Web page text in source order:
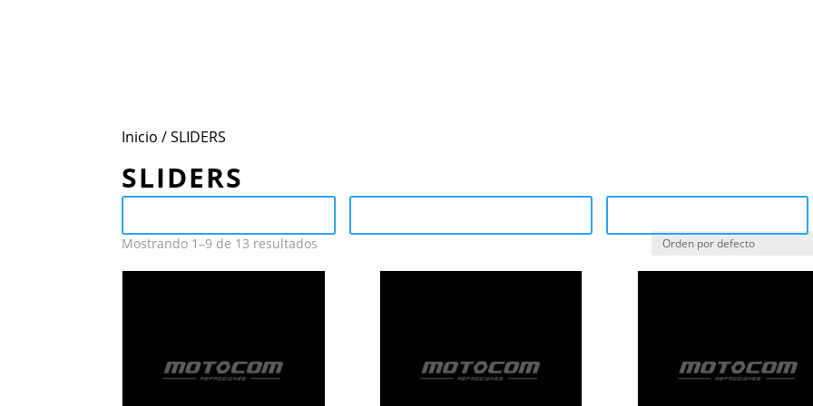
Inicio / SLIDERS
SLIDERS
Mostrando 1–9 de 13 resultados